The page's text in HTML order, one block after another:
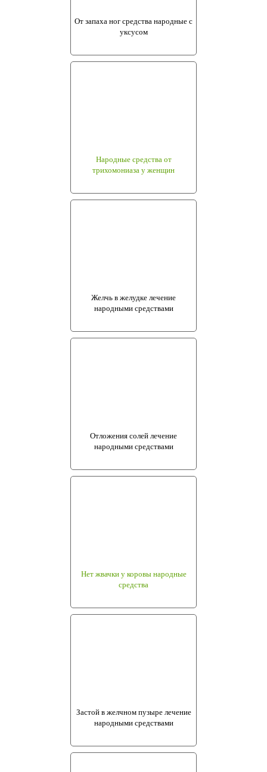
От запаха ног средства народные с
уксусом
Народные средства от
трихомониаза у женщин
Желчь в желудке лечение
народными средствами
Отложения солей лечение
народными средствами
Нет жвачки у коровы народные
средства
Застой в желчном пузыре лечение
народными средствами